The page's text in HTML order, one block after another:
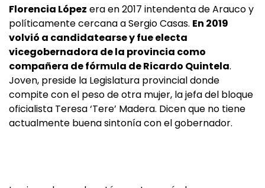
Florencia López era en 2017 intendenta de Arauco y
políticamente cercana a Sergio Casas. En 2019
volvió a candidatearse y fue electa
vicegobernadora de la provincia como
compañera de fórmula de Ricardo Quintela.
Joven, preside la Legislatura provincial donde
compite con el peso de otra mujer, la jefa del bloque
oficialista Teresa ‘Tere’ Madera. Dicen que no tiene
actualmente buena sintonía con el gobernador.